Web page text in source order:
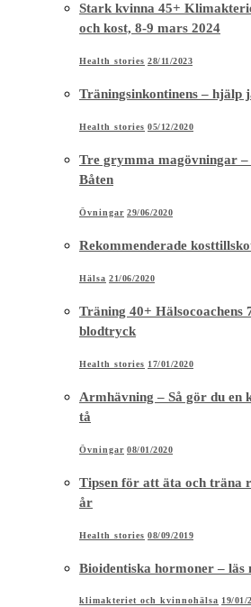
Stark kvinna 45+
och kost, 8-9 mars 2024
Health stories 28/11/2023
Träningsinkontinens – hjälp
Health stories 05/12/2020
Tre grymma magövningar
Båten
Övningar 29/06/2020
Rekommenderade
Hälsa 21/06/2020
Träning 40+ Hälsocoachens
blodtryck
Health stories 17/01/2020
Armhävning – Så gör du en
tå
Övningar 08/01/2020
Tipsen för att äta och träna
år
Health stories 08/09/2019
Bioidentiska hormoner –
klimakteriet och kvinnohälsa 19/01/